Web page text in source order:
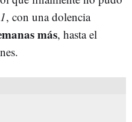
, con una dolencia
más, hasta el